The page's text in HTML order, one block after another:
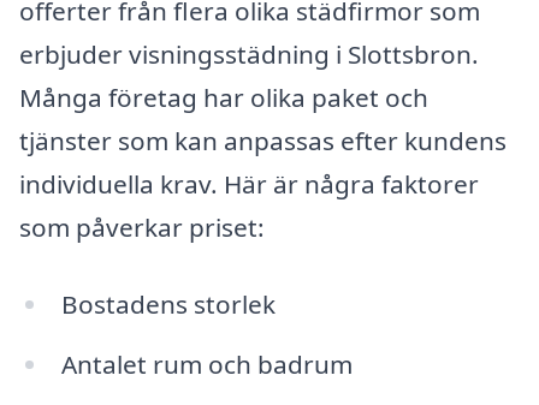
offerter från flera olika städfirmor som
erbjuder visningsstädning i Slottsbron.
Många företag har olika paket och
tjänster som kan anpassas efter kundens
individuella krav. Här är några faktorer
som påverkar priset:
Bostadens storlek
Antalet rum och badrum